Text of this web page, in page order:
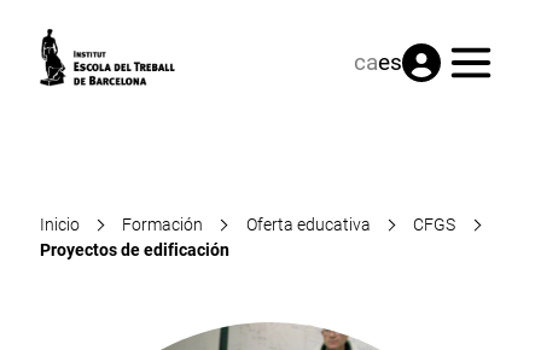
caes Menú
Inicio Formación Oferta educativa
CFGS
Proyectos de edificación